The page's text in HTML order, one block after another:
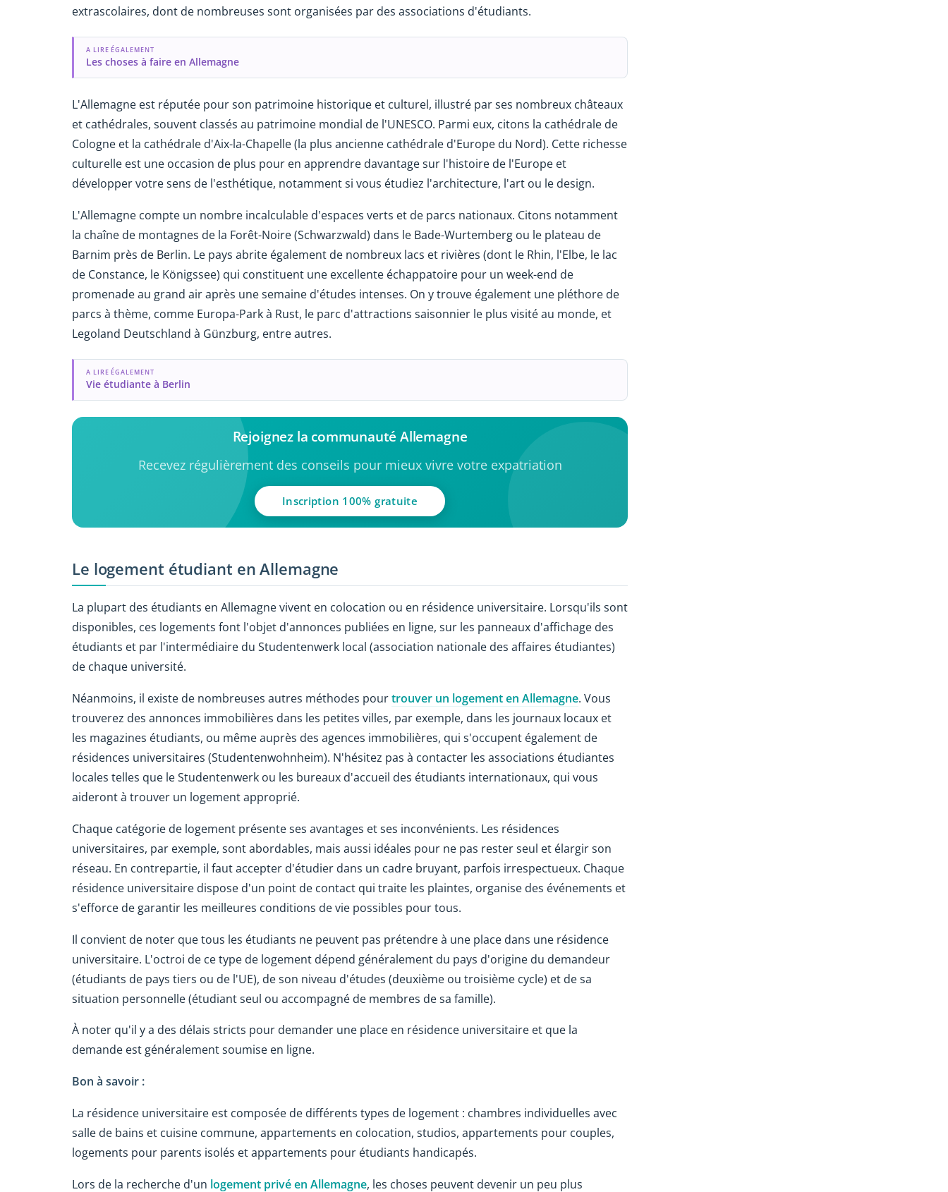
extrascolaires, dont de nombreuses sont organisées par des associations d'étudiants.
A LIRE ÉGALEMENT
Les choses à faire en Allemagne
L'Allemagne est réputée pour son patrimoine historique et culturel, illustré par ses nombreux châteaux
et cathédrales, souvent classés au patrimoine mondial de l'UNESCO. Parmi eux, citons la cathédrale de
Cologne et la cathédrale d'Aix-la-Chapelle (la plus ancienne cathédrale d'Europe du Nord). Cette richesse
culturelle est une occasion de plus pour en apprendre davantage sur l'histoire de l'Europe et
développer votre sens de l'esthétique, notamment si vous étudiez l'architecture, l'art ou le design.
L'Allemagne compte un nombre incalculable d'espaces verts et de parcs nationaux. Citons notamment
la chaîne de montagnes de la Forêt-Noire (Schwarzwald) dans le Bade-Wurtemberg ou le plateau de
Barnim près de Berlin. Le pays abrite également de nombreux lacs et rivières (dont le Rhin, l'Elbe, le lac
de Constance, le Königssee) qui constituent une excellente échappatoire pour un week-end de
promenade au grand air après une semaine d'études intenses. On y trouve également une pléthore de
parcs à thème, comme Europa-Park à Rust, le parc d'attractions saisonnier le plus visité au monde, et
Legoland Deutschland à Günzburg, entre autres.
A LIRE ÉGALEMENT
Vie étudiante à Berlin
Rejoignez la communauté Allemagne
Recevez régulièrement des conseils pour mieux vivre votre expatriation
Inscription 100% gratuite
Le logement étudiant en Allemagne
La plupart des étudiants en Allemagne vivent en colocation ou en résidence universitaire. Lorsqu'ils sont
disponibles, ces logements font l'objet d'annonces publiées en ligne, sur les panneaux d'affichage des
étudiants et par l'intermédiaire du Studentenwerk local (association nationale des affaires étudiantes)
de chaque université.
Néanmoins, il existe de nombreuses autres méthodes pourtrouver un logement en Allemagne. Vous
trouverez des annonces immobilières dans les petites villes, par exemple, dans les journaux locaux et
les magazines étudiants, ou même auprès des agences immobilières, qui s'occupent également de
résidences universitaires (Studentenwohnheim). N'hésitez pas à contacter les associations étudiantes
locales telles que le Studentenwerk ou les bureaux d'accueil des étudiants internationaux, qui vous
aideront à trouver un logement approprié.
Chaque catégorie de logement présente ses avantages et ses inconvénients. Les résidences
universitaires, par exemple, sont abordables, mais aussi idéales pour ne pas rester seul et élargir son
réseau. En contrepartie, il faut accepter d'étudier dans un cadre bruyant, parfois irrespectueux. Chaque
résidence universitaire dispose d'un point de contact qui traite les plaintes, organise des événements et
s'efforce de garantir les meilleures conditions de vie possibles pour tous.
Il convient de noter que tous les étudiants ne peuvent pas prétendre à une place dans une résidence
universitaire. L'octroi de ce type de logement dépend généralement du pays d'origine du demandeur
(étudiants de pays tiers ou de l'UE), de son niveau d'études (deuxième ou troisième cycle) et de sa
situation personnelle (étudiant seul ou accompagné de membres de sa famille).
À noter qu'il y a des délais stricts pour demander une place en résidence universitaire et que la
demande est généralement soumise en ligne.
Bon à savoir :
La résidence universitaire est composée de différents types de logement : chambres individuelles avec
salle de bains et cuisine commune, appartements en colocation, studios, appartements pour couples,
logements pour parents isolés et appartements pour étudiants handicapés.
Lors de la recherche d'un logement privé en Allemagne, les choses peuvent devenir un peu plus